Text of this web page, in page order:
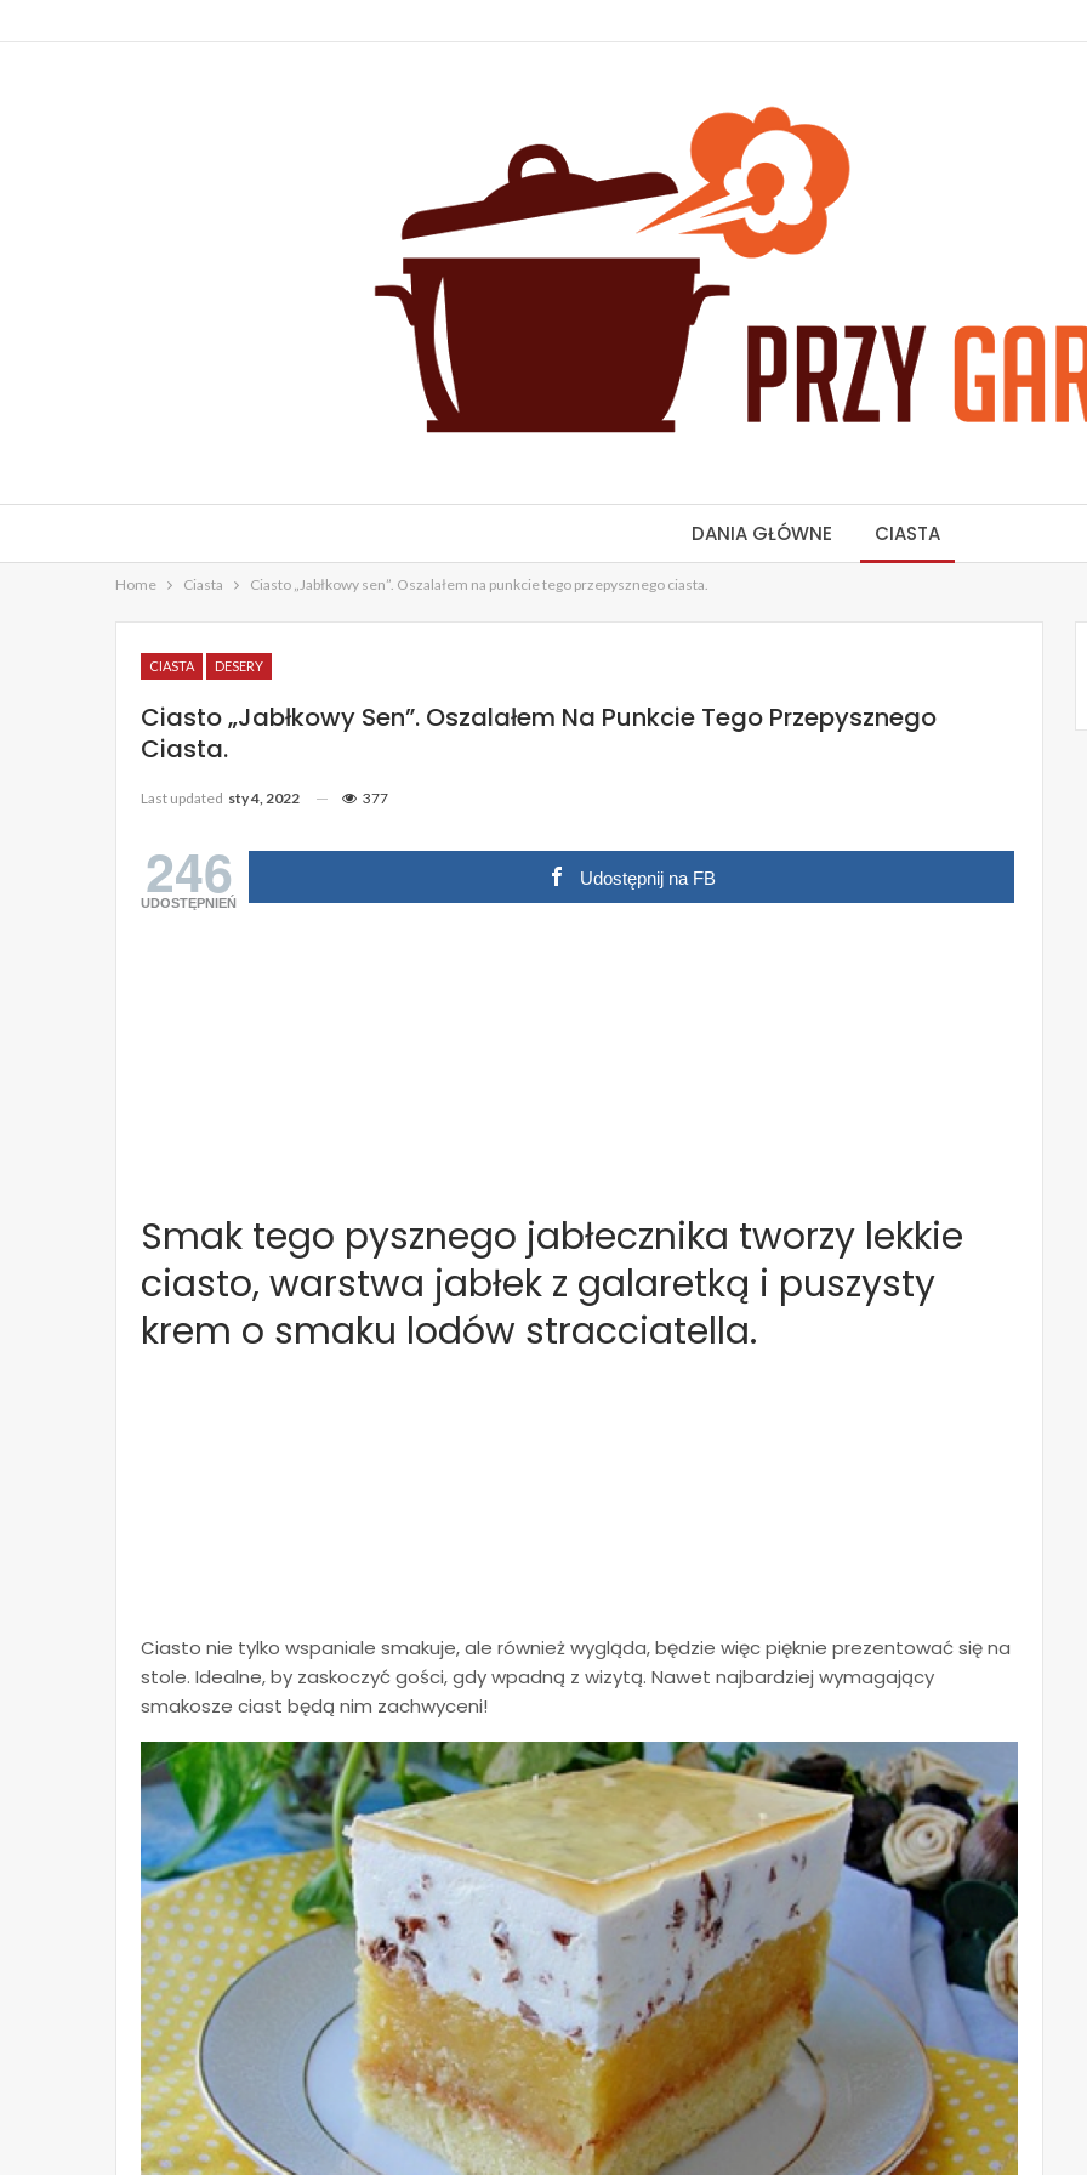
DANIA GŁÓWNE CIASTA
Home Ciasta Ciasto „Jabłkowy sen”. Oszalałem na punkcie tego przepysznego ciasta.
CIASTA DESERY
Ciasto „Jabłkowy Sen”. Oszalałem Na Punkcie Tego Przepysznego
Ciasta.
Last updated sty 4, 2022 377
246
UDOSTĘPNIEŃ
Udostępnij na FB
Smak tego pysznego jabłecznika tworzy lekkie
ciasto, warstwa jabłek z galaretką i puszysty
krem o smaku lodów stracciatella.
Ciasto nie tylko wspaniale smakuje, ale również wygląda, będzie więc pięknie prezentować się na
stole. Idealne, by zaskoczyć gości, gdy wpadną z wizytą. Nawet najbardziej wymagający
smakosze ciast będą nim zachwyceni!